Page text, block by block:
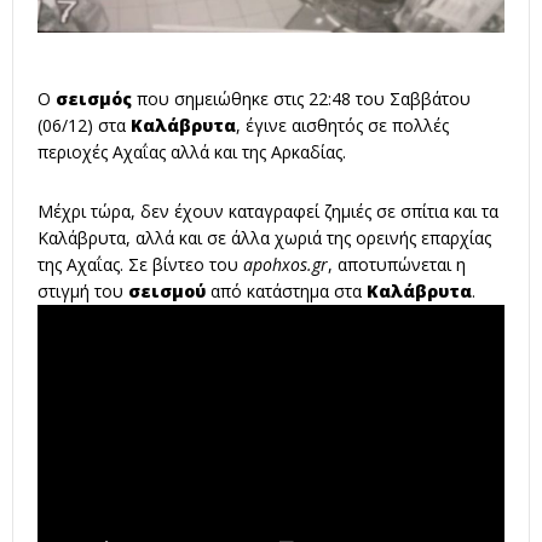
Ο σεισμός που σημειώθηκε στις 22:48 του Σαββάτου
(06/12) στα Καλάβρυτα, έγινε αισθητός σε πολλές
περιοχές Αχαΐας αλλά και της Αρκαδίας.
Μέχρι τώρα, δεν έχουν καταγραφεί ζημιές σε σπίτια και τα
Καλάβρυτα, αλλά και σε άλλα χωριά της ορεινής επαρχίας
της Αχαΐας. Σε βίντεο του apohxos.gr, αποτυπώνεταιη
στιγμή του σεισμού από κατάστημα στα Καλάβρυτα.